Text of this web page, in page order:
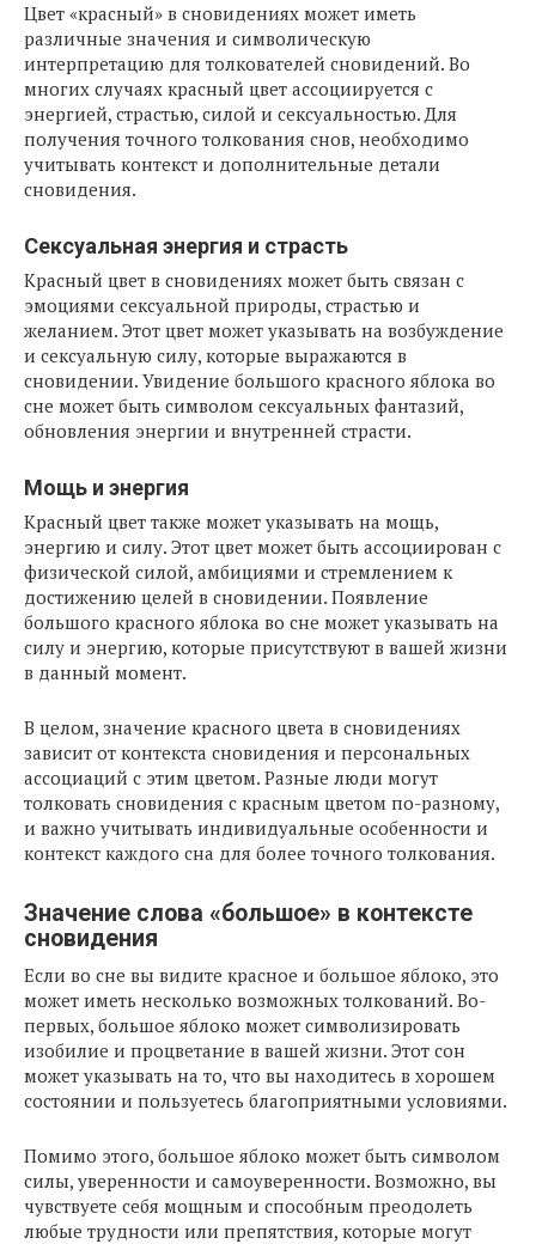
Цвет «красный» в сновидениях может иметь
различные значения и символическую
интерпретацию для толкователей сновидений. Во
многих случаях красный цвет ассоциируется с
энергией, страстью, силой и сексуальностью. Для
получения точного толкования снов, необходимо
учитывать контекст и дополнительные детали
сновидения.
Сексуальная энергия и страсть
Красный цвет в сновидениях может быть связан с
эмоциями сексуальной природы, страстью и
желанием. Этот цвет может указывать на возбуждение
и сексуальную силу, которые выражаются в
сновидении. Увидение большого красного яблока во
сне может быть символом сексуальных фантазий,
обновления энергии и внутренней страсти.
Мощь и энергия
Красный цвет также может указывать на мощь,
энергию и силу. Этот цвет может быть ассоциирован с
физической силой, амбициями и стремлением к
достижению целей в сновидении. Появление
большого красного яблока во сне может указывать на
силу и энергию, которые присутствуют в вашей жизни
в данный момент.
В целом, значение красного цвета в сновидениях
зависит от контекста сновидения и персональных
ассоциаций с этим цветом. Разные люди могут
толковать сновидения с красным цветом по-разному,
и важно учитывать индивидуальные особенности и
контекст каждого сна для более точного толкования.
Значение слова «большое» в контексте
сновидения
Если во сне вы видите красное и большое яблоко, это
может иметь несколько возможных толкований. Во-
первых, большое яблоко может символизировать
изобилие и процветание в вашей жизни. Этот сон
может указывать на то, что вы находитесь в хорошем
состоянии и пользуетесь благоприятными условиями.
Помимо этого, большое яблоко может быть символом
силы, уверенности и самоуверенности. Возможно, вы
чувствуете себя мощным и способным преодолеть
любые трудности или препятствия, которые могут